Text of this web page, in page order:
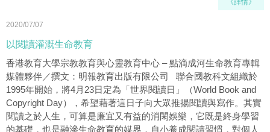
《詳情》
2020/07/07
以閱讀灌溉生命教育
香港教育大學宗教教育與心靈教育中心 – 點滴成河生命教育專輯
媒體夥伴／撰文：明報教育出版有限公司 聯合國教科文組織於
1995年開始，將4月23日定為「世界閱讀日」（World Book and
Copyright Day），希望藉著這日子向大眾推揚閱讀與寫作。其實
閱讀之於人生，可算是廉宜又有益的消閑娛樂，它既是終身學習
的基礎，也是融滲生命教育的媒界，自小養成閱讀習慣，對個人